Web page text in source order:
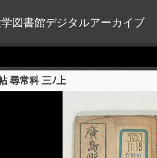
図書館デジタルアーカイブ
尋常科 三ﾉ上